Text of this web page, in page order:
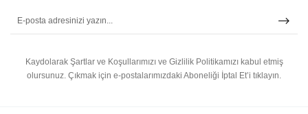
Kaydolarak Şartlar ve Koşullarımızı ve Gizlilik Politikamızı kabul etmiş
olursunuz. Çıkmak için e-postalarımızdaki Aboneliği İptal Et’i tıklayın.